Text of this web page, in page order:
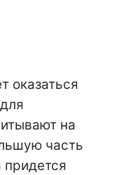
оказаться
на
часть
придется